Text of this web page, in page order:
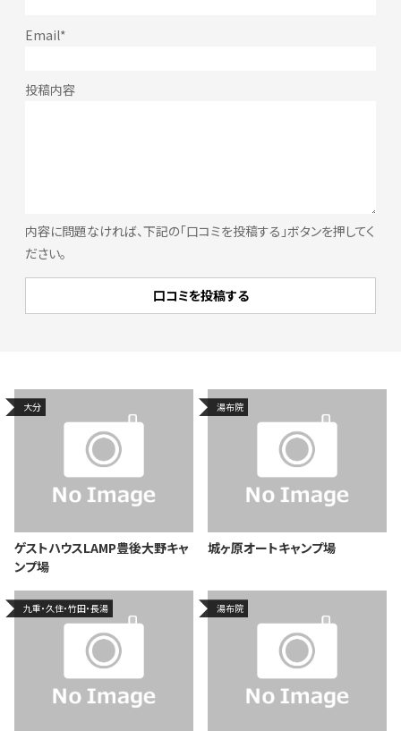
内容に問題なければ、下記の「口コミを投稿する」ボタンを押してく
ださい。
大分
ゲストハウスLAMP豊後大野キャ
ンプ場
湯布院
城ヶ原オートキャンプ場
九重・久住・竹田・長湯 湯布院